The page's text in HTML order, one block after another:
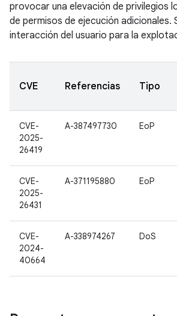
provocar una elevación de privilegios
de permisos de ejecución adicionales.
interacción del usuario para la
CVE Referencias Tipo
CVE-
2025-
26419
A-387497730 EoP
CVE-
2025-
26431
A-371195880 EoP
CVE-
2024-
40664
A-338974267 DoS